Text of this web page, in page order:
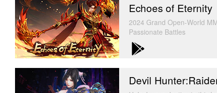
Echoes of Eternity
2024 Grand Open-World
Passionate Battles
Devil